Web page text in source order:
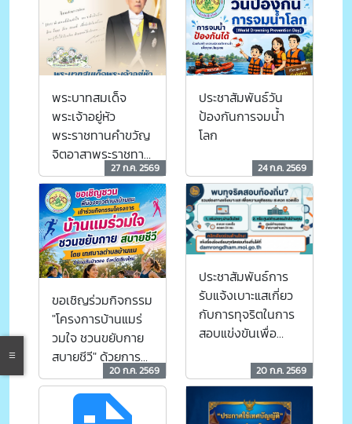
พระบาทสมเด็จ
พระเจ้าอยู่หัว
พระราชทานคำขวัญ
จิตอาสาพระราชทาน
เมื่อวันพฤหัสบดีที่
๒๓ กรกฎาคม พ.ศ.
๒๕๖๙
27 ก.ค. 2569
ประชาสัมพันธ์วัน
ป้องกันการจมน้ำ
โลก
24 ก.ค. 2569
ขอเชิญร่วมกิจกรรม
"โครงการบ้านแมร่
วมใจ ชวนขยับกาย
สบายชีวี" ด้วยการ
ออกกำลังกายด้วย
การเต้นแอโรบิก
เพื่อส่งเสริมสุขภาพ
20 ก.ค. 2569
ประชาสัมพันธ์การ
รับแจ้งเบาะแสเกี่ยว
กับการทุจริตในการ
สอบแข่งขันเพื่อ
ข้าราชการหรือ
พนักงานส่วนท้อง
ถิ่น
20 ก.ค. 2569